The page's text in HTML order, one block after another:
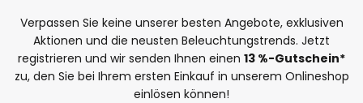
Verpassen Sie keine unserer besten Angebote, exklusiven
Aktionen und die neusten Beleuchtungstrends. Jetzt
registrieren und wir senden Ihnen einen 13 %-Gutschein*
zu, den Sie bei Ihrem ersten Einkauf in unserem Onlineshop
einlösen können!